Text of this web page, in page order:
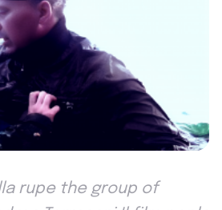
rupe the group of